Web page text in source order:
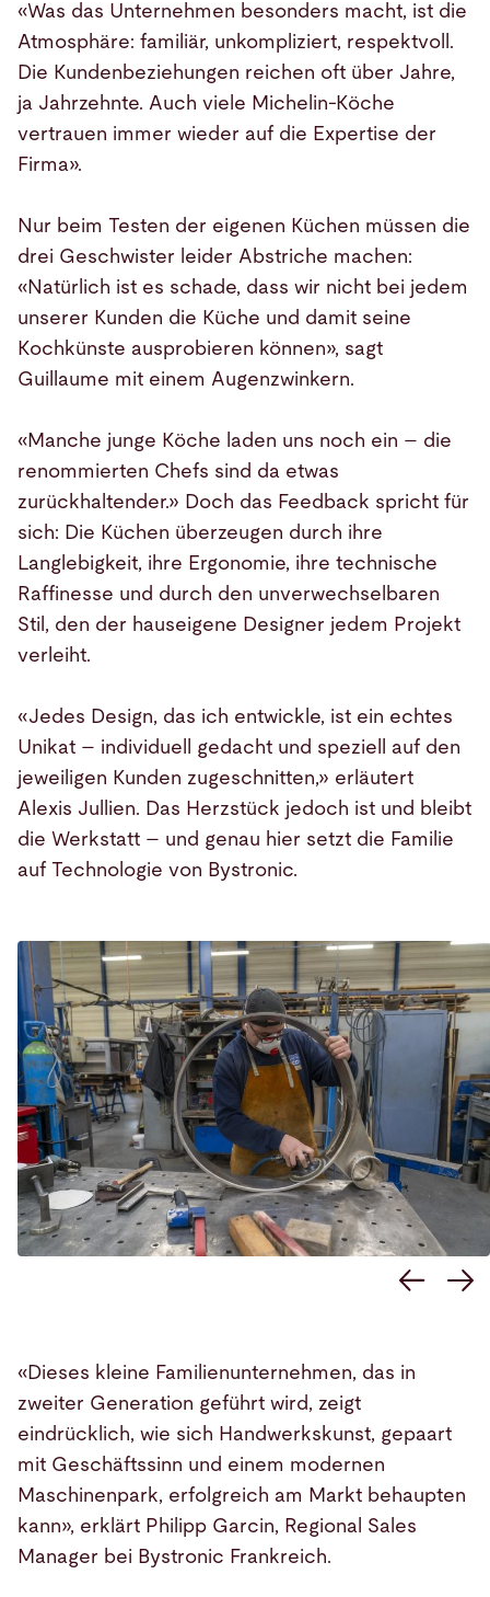
«Was das Unternehmen besonders macht, ist die
Atmosphäre: familiär, unkompliziert, respektvoll.
Die Kundenbeziehungen reichen oft über Jahre,
ja Jahrzehnte. Auch viele Michelin-Köche
vertrauen immer wieder auf die Expertise der
Firma».
Nur beim Testen der eigenen Küchen müssen die
drei Geschwister leider Abstriche machen:
«Natürlich ist es schade, dass wir nicht bei jedem
unserer Kunden die Küche und damit seine
Kochkünste ausprobieren können», sagt
Guillaume mit einem Augenzwinkern.
«Manche junge Köche laden uns noch ein – die
renommierten Chefs sind da etwas
zurückhaltender.» Doch das Feedback spricht für
sich: Die Küchen überzeugen durch ihre
Langlebigkeit, ihre Ergonomie, ihre technische
Raffinesse und durch den unverwechselbaren
Stil, den der hauseigene Designer jedem Projekt
verleiht.
«Jedes Design, das ich entwickle, ist ein echtes
Unikat – individuell gedacht und speziell auf den
jeweiligen Kunden zugeschnitten,» erläutert
Alexis Jullien. Das Herzstück jedoch ist und bleibt
die Werkstatt – und genau hier setzt die Familie
auf Technologie von Bystronic.
«Dieses kleine Familienunternehmen, das in
zweiter Generation geführt wird, zeigt
eindrücklich, wie sich Handwerkskunst, gepaart
mit Geschäftssinn und einem modernen
Maschinenpark, erfolgreich am Markt behaupten
kann», erklärt Philipp Garcin, Regional Sales
Manager bei Bystronic Frankreich.